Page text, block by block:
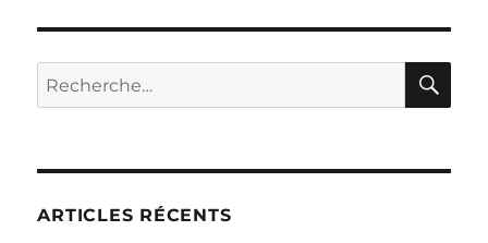
publications
ANT
E
Recherche
pour :
ARTICLES RÉCENTS